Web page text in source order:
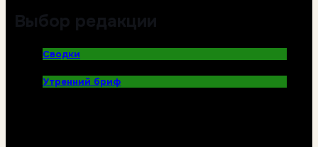
Выбор редакции
Сводки
Утренний бриф